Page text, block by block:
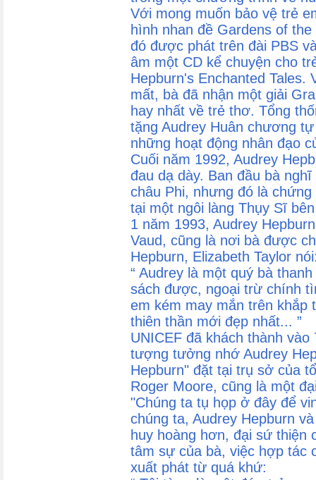
Với mong muốn bảo vệ trẻ
hình nhan đề Gardens of
đó được phát trên đài PBS
âm một CD kể chuyện cho
Hepburn's Enchanted Tales.
mất, bà đã nhận một giải
hay nhất về trẻ thơ. Tổng
tặng Audrey Huân chương
những hoạt động nhân đạo
Cuối năm 1992, Audrey
đau dạ dày. Ban đầu bà
châu Phi, nhưng đó là
tại một ngôi làng Thụy Sĩ
1 năm 1993, Audrey
Vaud, cũng là nơi bà được
Hepburn, Elizabeth Taylor
“ Audrey là một quý bà
sách được, ngoại trừ chính
em kém may mắn trên khắp
thiên thần mới đẹp nhất... ”
UNICEF đã khách thành
tượng tưởng nhớ Audrey
Hepburn" đặt tại trụ sở của
Roger Moore, cũng là một
"Chúng ta tụ họp ở đây để
chúng ta, Audrey Hepburn
huy hoàng hơn, đại sứ thiện
tâm sự của bà, việc hợp tác
xuất phát từ quá khứ: